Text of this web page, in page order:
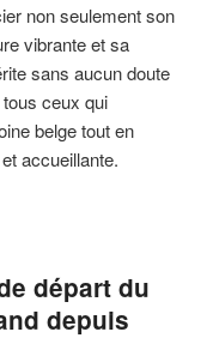
non seulement son
vibrante et sa
sans aucun doute
ceux qui
belge tout en
accueillante.
départ du
depuis